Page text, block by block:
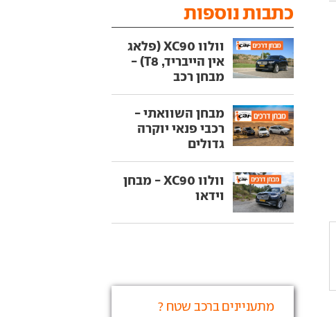
כתבות נוספות
וולוו XC90 (פלאג
אין הייבריד, T8) -
מבחן רכב
מבחן השוואתי -
רכבי פנאי יוקרה
גדולים
וולוו XC90 - מבחן
וידאו
מתעניינים ברכב שטח ?